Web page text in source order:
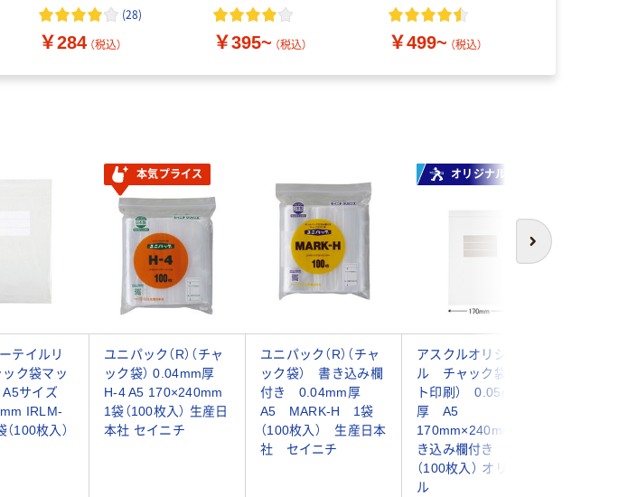
(28)
￥284 （税込） ￥395~ （税込）
オル アスクルオリジナ
￥499~ （税込）
次へ
本気プライス オリジナル
テイルリ
ク袋マッ
A5サイズ
IRLM-
100枚入）
ユニパック（R）（チャ
ック袋） 0.04mm厚
H-4 A5 170×240mm
1袋（100枚入） 生産日
本社 セイニチ
ユニパック（R）（チャ
ック袋） 書き込み欄
付き 0.04mm厚
A5 MARK-H 1袋
（100枚入） 生産日本
社 セイニチ
アスクルオリジナ
ル チャック袋（マッ
ト印刷） 0.05mm
厚 A5
170mm×240mm 書
き込み欄付き 1袋
（100枚入） オリジナ
ル